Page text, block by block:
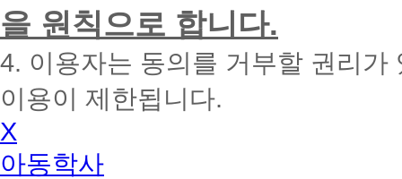
을 원칙으로 합니다.
4. 이용자는 동의를 거부할 권리
이용이 제한됩니다.
X
아동학사